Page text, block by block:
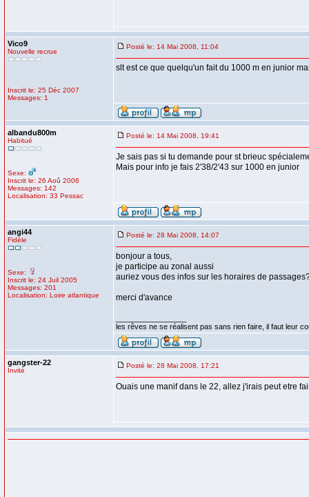
Vico9
Nouvelle recrue
Inscrit le: 25 Déc 2007
Messages: 1
Posté le: 14 Mai 2008, 11:04
slt est ce que quelqu'un fait du 1000 m en junior
albandu800m
Habitué
Sexe:
Inscrit le: 26 Aoû 2006
Messages: 142
Localisation: 33 Pessac
Posté le: 14 Mai 2008, 19:41
Je sais pas si tu demande pour st brieuc
Mais pour info je fais 2'38/2'43 sur 1000 en junior
angi44
Fidèle
Sexe:
Inscrit le: 24 Juil 2005
Messages: 201
Localisation: Loire atlantique
Posté le: 28 Mai 2008, 14:07
bonjour a tous,
je participe au zonal aussi
auriez vous des infos sur les horaires de
merci d'avance
les rêves ne se réalisent pas sans rien faire, il faut leur
gangster-22
Invité
Posté le: 28 Mai 2008, 17:21
Ouais une manif dans le 22, allez j'irais peut etre